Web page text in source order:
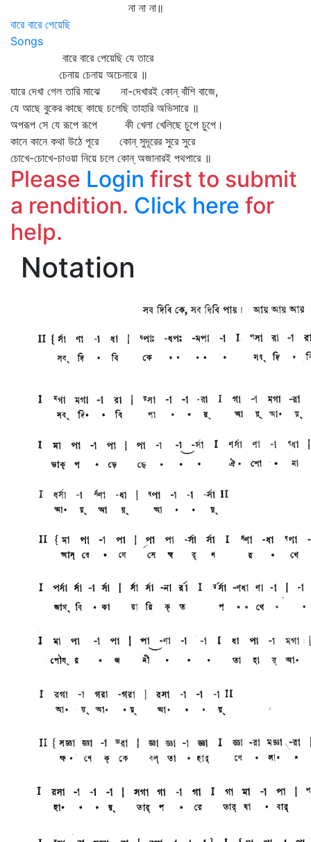
না না না॥
বারে বারে পেয়েছি
Songs
বারে বারে পেয়েছি যে তারে
চেনায় চেনায় অচেনারে ॥
যারে দেখা গেল তারি মাঝে না-দেখারই কোন্‌ বাঁশি বাজে,
যে আছে বুকের কাছে কাছে চলেছি তাহারি অভিসারে ॥
অপরূপ সে যে রূপে রূপে কী খেলা খেলিছে চুপে চুপে।
কানে কানে কথা উঠে পূরে কোন্‌ সুদূরের সুরে সুরে
চোখে-চোখে-চাওয়া নিয়ে চলে কোন্‌ অজানারই পথপারে ॥
Please Login first to submit
a rendition. Click here for
help.
Notation